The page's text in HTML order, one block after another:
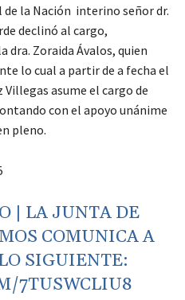
de la Nación interino señor dr.
declinó al cargo,
dra. Zoraida Ávalos, quien
lo cual a partir de a fecha el
asume el cargo de
con el apoyo unánime
pleno.
| LA JUNTA DE
COMUNICA A
SIGUIENTE:
7TUSWCLIU8